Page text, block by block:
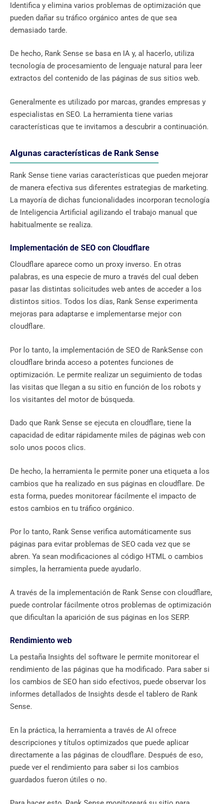
Identifica y elimina varios problemas de optimización que
pueden dañar su tráfico orgánico antes de que sea
demasiado tarde.
De hecho, Rank Sense se basa en IA y, al hacerlo, utiliza
tecnología de procesamiento de lenguaje natural para leer
extractos del contenido de las páginas de sus sitios web.
Generalmente es utilizado por marcas, grandes empresas y
especialistas en SEO. La herramienta tiene varias
características que te invitamos a descubrir a continuación.
Algunas características de Rank Sense
Rank Sense tiene varias características que pueden mejorar
de manera efectiva sus diferentes estrategias de marketing.
La mayoría de dichas funcionalidades incorporan tecnología
de Inteligencia Artificial agilizando el trabajo manual que
habitualmente se realiza.
Implementación de SEO con Cloudflare
Cloudflare aparece como un proxy inverso. En otras
palabras, es una especie de muro a través del cual deben
pasar las distintas solicitudes web antes de acceder a los
distintos sitios. Todos los días, Rank Sense experimenta
mejoras para adaptarse e implementarse mejor con
cloudflare.
Por lo tanto, la implementación de SEO de RankSense con
cloudflare brinda acceso a potentes funciones de
optimización. Le permite realizar un seguimiento de todas
las visitas que llegan a su sitio en función de los robots y
los visitantes del motor de búsqueda.
Dado que Rank Sense se ejecuta en cloudflare, tiene la
capacidad de editar rápidamente miles de páginas web con
solo unos pocos clics.
De hecho, la herramienta le permite poner una etiqueta a los
cambios que ha realizado en sus páginas en cloudflare. De
esta forma, puedes monitorear fácilmente el impacto de
estos cambios en tu tráfico orgánico.
Por lo tanto, Rank Sense verifica automáticamente sus
páginas para evitar problemas de SEO cada vez que se
abren. Ya sean modificaciones al código HTML o cambios
simples, la herramienta puede ayudarlo.
A través de la implementación de Rank Sense con cloudflare,
puede controlar fácilmente otros problemas de optimización
que dificultan la aparición de sus páginas en los SERP.
Rendimiento web
La pestaña Insights del software le permite monitorear el
rendimiento de las páginas que ha modificado. Para saber si
los cambios de SEO han sido efectivos, puede observar los
informes detallados de Insights desde el tablero de Rank
Sense.
En la práctica, la herramienta a través de AI ofrece
descripciones y títulos optimizados que puede aplicar
directamente a las páginas de cloudflare. Después de eso,
puede ver el rendimiento para saber si los cambios
guardados fueron útiles o no.